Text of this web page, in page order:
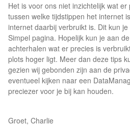
Het is voor ons niet inzichtelijk wat
tussen welke tijdstippen het internet
internet daarbij verbruikt is. Dit kun
Simpel pagina. Hopelijk kun je aan
achterhalen wat er precies is
plots hoger ligt. Meer dan deze tips
gezien wij gebonden zijn aan de
eventueel kijken naar een
preciezer voor je bij kan houden.
Groet, Charlie